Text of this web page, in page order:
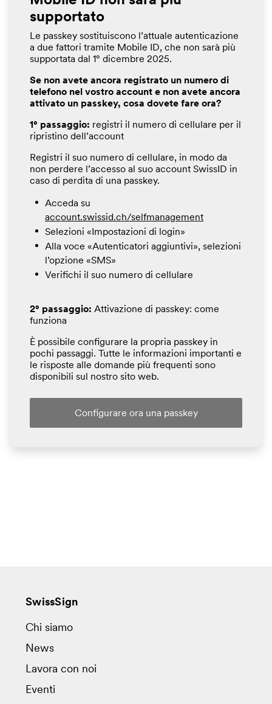
supportato
Le passkey sostituiscono l’attuale autenticazione
a due fattori tramite Mobile ID, che non sarà più
supportata dal 1° dicembre 2025.
Se non avete ancora registrato un numero di
telefono nel vostro account e non avete ancora
attivato un passkey, cosa dovete fare ora?
1° passaggio: registri il numero di cellulare per il
ripristino dell’account
Registri il suo numero di cellulare, in modo da
non perdere l’accesso al suo account SwissID in
caso di perdita di una passkey.
Acceda su
account.swissid.ch/selfmanagement
Selezioni «Impostazioni di login»
Alla voce «Autenticatori aggiuntivi», selezioni
l’opzione «SMS»
Verifichi il suo numero di cellulare
2° passaggio: Attivazione di passkey: come
funziona
È possibile configurare la propria passkey in
pochi passaggi. Tutte le informazioni importanti e
le risposte alle domande più frequenti sono
disponibili sul nostro sito web.
Configurare ora una passkey
SwissSign
Chi siamo
News
Lavora con noi
Eventi